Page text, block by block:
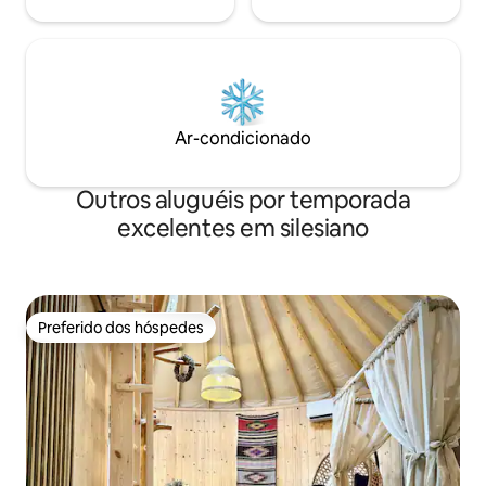
Ar-condicionado
Outros aluguéis por temporada
excelentes em silesiano
Preferido dos hóspedes
Preferido dos hóspedes